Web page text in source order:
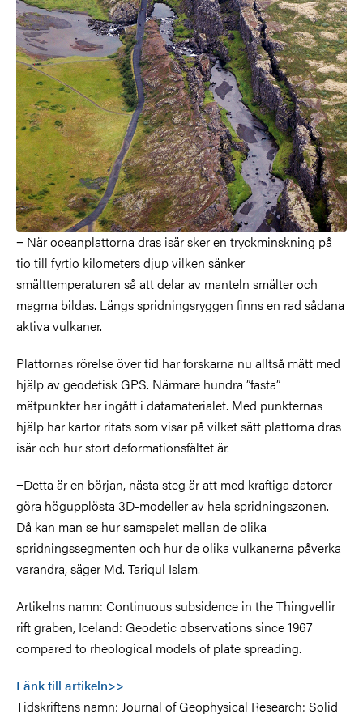
− När oceanplattorna dras isär sker en tryckminskning på
tio till fyrtio kilometers djup vilken sänker
smälttemperaturen så att delar av manteln smälter och
magma bildas. Längs spridningsryggen finns en rad sådana
aktiva vulkaner.
Plattornas rörelse över tid har forskarna nu alltså mätt med
hjälp av geodetisk GPS. Närmare hundra ”fasta”
mätpunkter har ingått i datamaterialet. Med punkternas
hjälp har kartor ritats som visar på vilket sätt plattorna dras
isär och hur stort deformationsfältet är.
−Detta är en början, nästa steg är att med kraftiga datorer
göra högupplösta 3D-modeller av hela spridningszonen.
Då kan man se hur samspelet mellan de olika
spridningssegmenten och hur de olika vulkanerna påverka
varandra, säger Md. Tariqul Islam.
Artikelns namn: Continuous subsidence in the Thingvellir
rift graben, Iceland: Geodetic observations since 1967
compared to rheological models of plate spreading.
Länk till artikeln>>
Tidskriftens namn: Journal of Geophysical Research: Solid